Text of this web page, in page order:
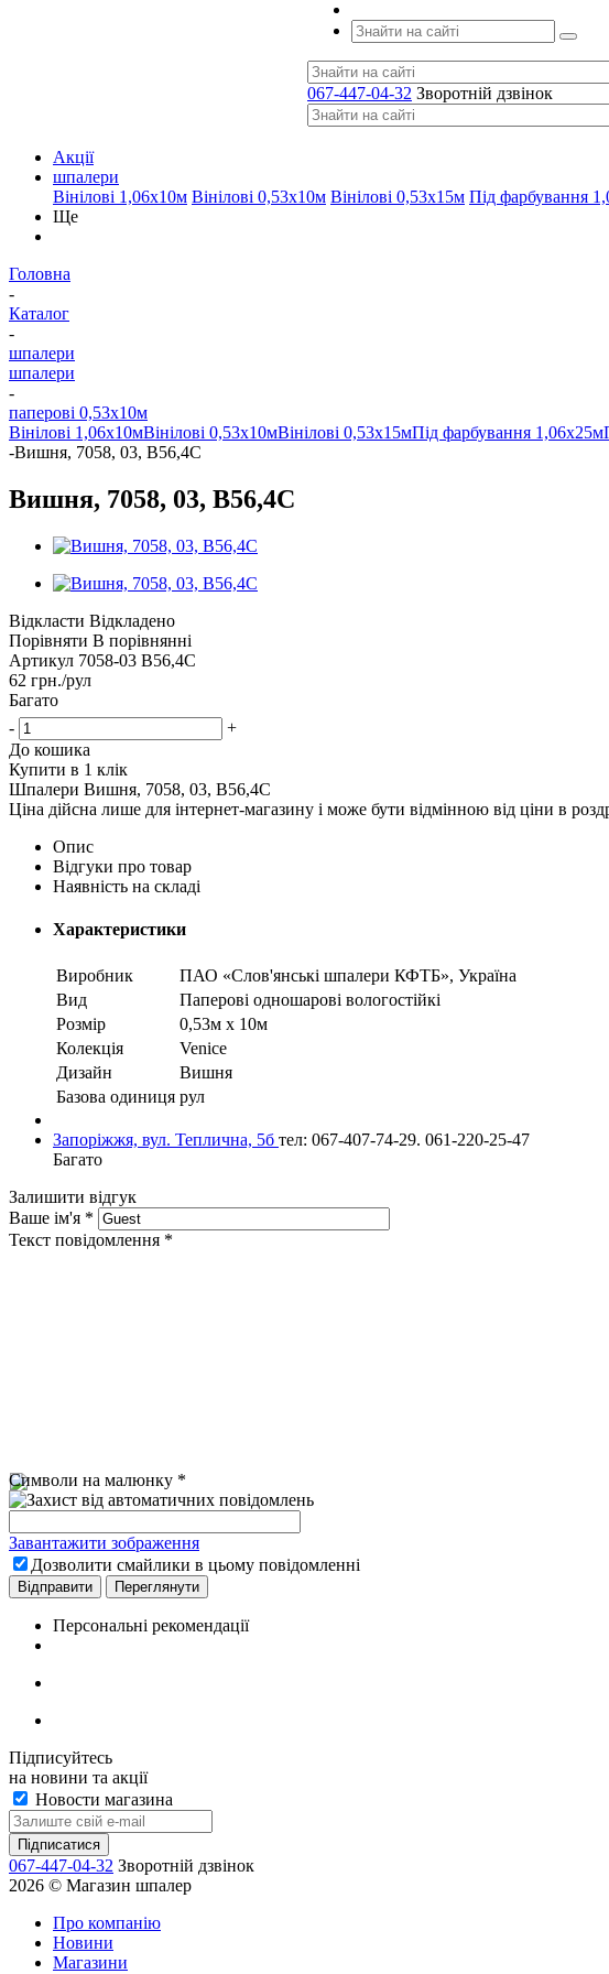
067-447-04-32 Зворотній дзвінок
Акції
шпалери
Вінілові 1,06х10м Вінілові 0,53х10м Вінілові 0,53х15м Під фарбування
Ще
Головна
-
Каталог
-
шпалери
шпалери
-
паперові 0,53х10м
Вінілові 1,06х10мВінілові 0,53х10мВінілові 0,53х15мПід фарбування 1,06х25м
-Вишня, 7058, 03, В56,4С
Вишня, 7058, 03, В56,4С
Відкласти Відкладено
Порівняти В порівнянні
Артикул 7058-03 В56,4С
62 грн./рул
Багато
-
+
До кошика
Купити в 1 клік
Шпалери Вишня, 7058, 03, В56,4С
Ціна дійсна лише для інтернет-магазину і може бути відмінною від ціни в
Опис
Відгуки про товар
Наявність на складі
Характеристики
Виробник
ПАО «Слов'янські шпалери КФТБ», Україна
Вид
Паперові одношарові вологостійкі
Розмір
0,53м х 10м
Колекція
Venice
Дизайн
Вишня
Базова одиниця рул
Запоріжжя, вул. Теплична, 5б тел: 067-407-74-29. 061-220-25-47
Багато
Залишити відгук
Ваше ім'я *
Текст повідомлення *
Символи на малюнку *
Завантажити зображення
Дозволити смайлики в цьому повідомленні
Персональні рекомендації
Підписуйтесь
на новини та акції
Новости магазина
067-447-04-32 Зворотній дзвінок
2026 © Магазин шпалер
Про компанію
Новини
Магазини